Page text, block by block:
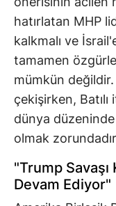
hatırlatan MHP
kalkmalı ve
tamamen
mümkün
çekişirken,
dünya
olmak
"Trump
Devam Ediyor"